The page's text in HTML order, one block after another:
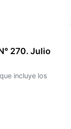
270. Julio
incluye los